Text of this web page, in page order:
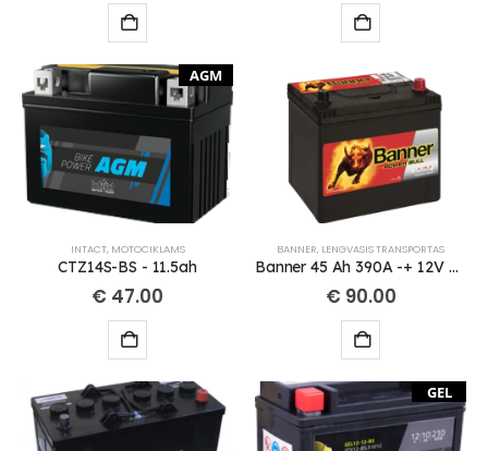
AGM
INTACT, MOTOCIKLAMS
CTZ14S-BS - 11.5ah
€ 47.00
BANNER, LENGVASIS TRANSPORTAS
Banner 45 Ah 390A -+ 12V Power akumuliatorius 238x129x203/225mm
€ 90.00
GEL